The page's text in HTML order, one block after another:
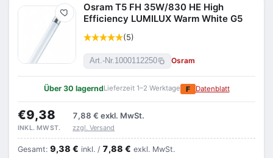
Merken
Osram T5 FH 35W/830 HE High
Efficiency LUMILUX Warm White G5
(5)
Art.-Nr. 1000112250 Osram
Über 30 lagerndLieferzeit 1–2 Werktage F Datenblatt
€9,38 7,88 € exkl. MwSt.
INKL. MWST. zzgl. Versand
Gesamt: 9,38 € inkl. / 7,88 € exkl. MwSt.